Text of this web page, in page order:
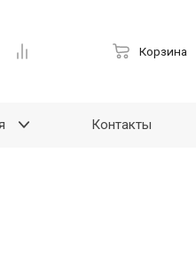
Корзина
Контакты